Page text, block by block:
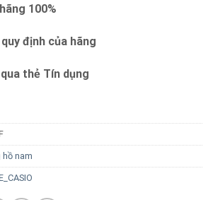
100%
định của hãng
thẻ Tín dụng
nam